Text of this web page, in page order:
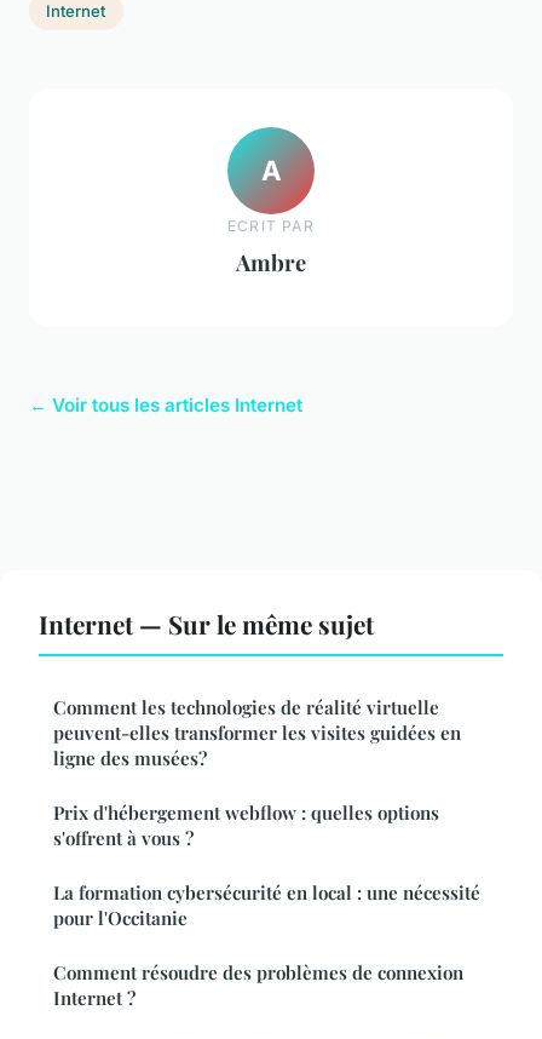
Internet
A
ECRIT PAR
Ambre
← Voir tous les articles Internet
Internet — Sur le même sujet
Comment les technologies de réalité virtuelle
peuvent-elles transformer les visites guidées en
ligne des musées?
Prix d'hébergement webflow : quelles options
s'offrent à vous ?
La formation cybersécurité en local : une nécessité
pour l'Occitanie
Comment résoudre des problèmes de connexion
Internet ?